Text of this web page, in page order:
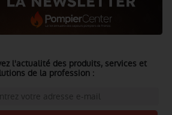
l'actualité des produits, services et
de la profession :